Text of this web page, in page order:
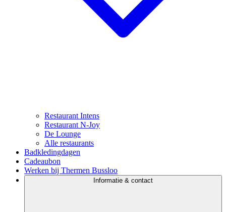
Restaurant Intens
Restaurant N-Joy
De Lounge
Alle restaurants
Badkledingdagen
Cadeaubon
Werken bij Thermen Bussloo
Informatie & contact